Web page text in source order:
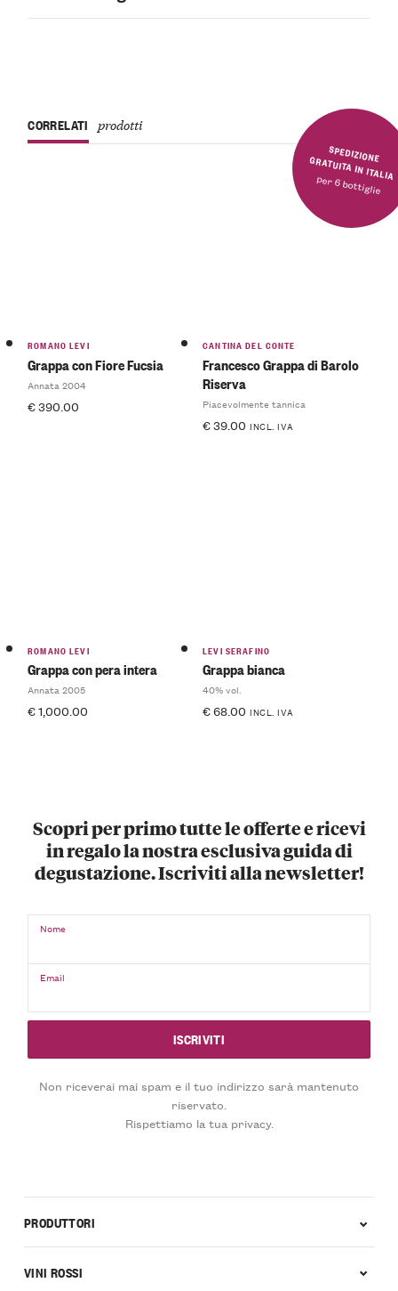
SPEDIZIONE GRATUITA IN ITALIA
per 6 bottiglie
CORRELATI prodotti
ROMANO LEVI
Grappa con Fiore Fucsia
Annata 2004
€390.00
CANTINA DEL CONTE
Francesco Grappa di Barolo
Riserva
Piacevolmente tannica
€39.00 INCL. IVA
ROMANO LEVI
Grappa con pera intera
Annata 2005
€1,000.00
LEVI SERAFINO
Grappa bianca
40% vol.
€68.00 INCL. IVA
Scopri per primo tutte le offerte e ricevi
in regalo la nostra esclusiva guida di
degustazione. Iscriviti alla newsletter!
Nome
Email
Non riceverai mai spam e il tuo indirizzo sarà mantenuto
riservato.
Rispettiamo la tua privacy.
PRODUTTORI
VINI ROSSI